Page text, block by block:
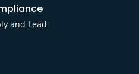
and Lead